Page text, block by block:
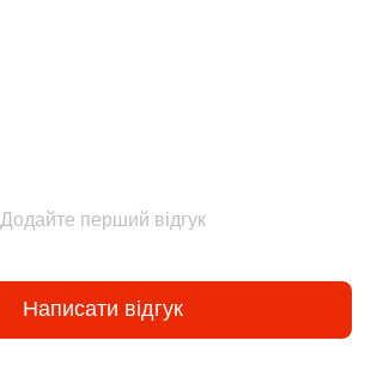
Додайте перший відгук
Написати відгук